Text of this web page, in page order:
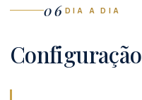
06 DIA A DIA
Configuração